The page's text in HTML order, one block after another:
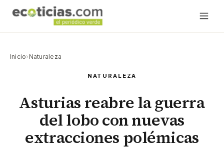
Inicio› Naturaleza
NATURALEZA
Asturias reabre la guerra
del lobo con nuevas
extracciones polémicas